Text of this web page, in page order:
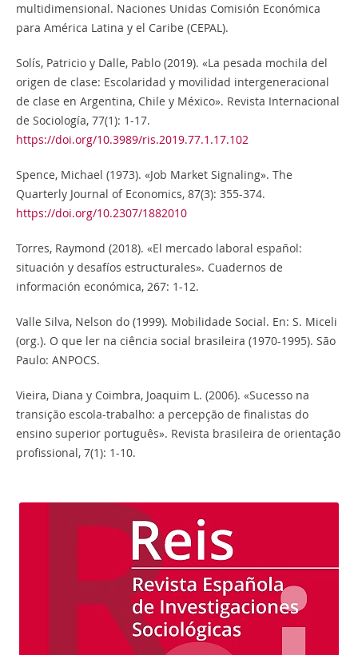
multidimensional. Naciones Unidas Comisión Económica
para América Latina y el Caribe (CEPAL).
Solís, Patricio y Dalle, Pablo (2019). «La pesada mochila del
origen de clase: Escolaridad y movilidad intergeneracional
de clase en Argentina, Chile y México». Revista Internacional
de Sociología, 77(1): 1-17.
https://doi.org/10.3989/ris.2019.77.1.17.102
Spence, Michael (1973). «Job Market Signaling». The
Quarterly Journal of Economics, 87(3): 355-374.
https://doi.org/10.2307/1882010
Torres, Raymond (2018). «El mercado laboral español:
situación y desafíos estructurales». Cuadernos de
información económica, 267: 1-12.
Valle Silva, Nelson do (1999). Mobilidade Social. En: S. Miceli
(org.). O que ler na ciência social brasileira (1970-1995). São
Paulo: ANPOCS.
Vieira, Diana y Coimbra, Joaquim L. (2006). «Sucesso na
transição escola-trabalho: a percepção de finalistas do
ensino superior português». Revista brasileira de orientação
profissional, 7(1): 1-10.